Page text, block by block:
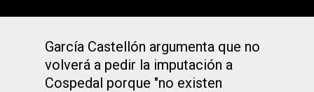
García Castellón argumenta que no
volverá a pedir la imputación a
Cospedal porque "no existen